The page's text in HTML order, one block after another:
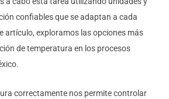
confiables que se adaptan a cada
artículo, exploramos las opciones más
de temperatura en los procesos
correctamente nos permite controlar